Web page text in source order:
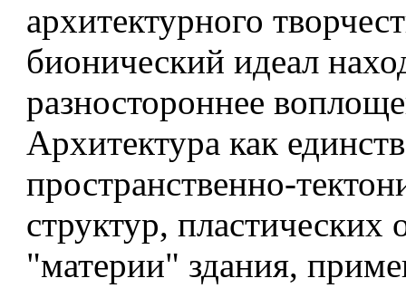
архитектурного
бионический идеал
разностороннее
Архитектура как
пространственно-
структур,
"материи" здания,